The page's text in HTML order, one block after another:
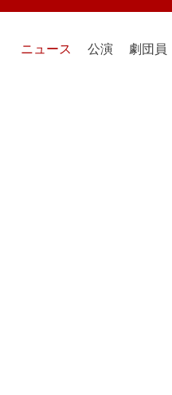
ニュース 公演 劇団員